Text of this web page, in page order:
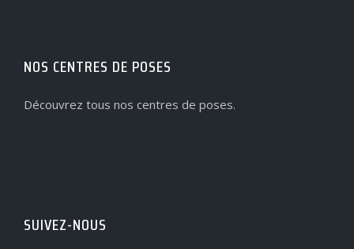
NOS CENTRES DE POSES
Découvrez tous nos centres de poses.
SUIVEZ-NOUS